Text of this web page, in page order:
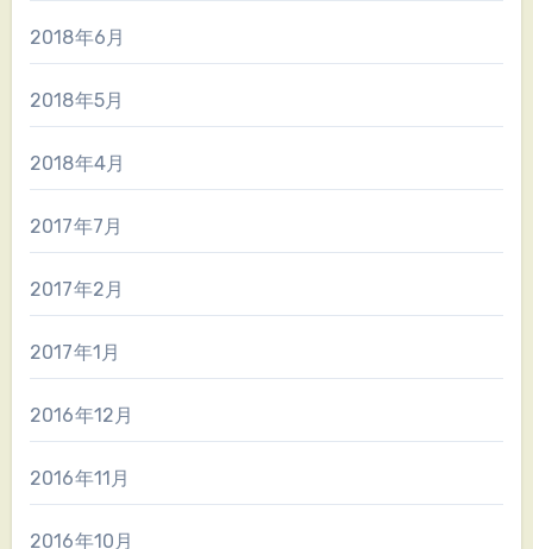
2018年6月
2018年5月
2018年4月
2017年7月
2017年2月
2017年1月
2016年12月
2016年11月
2016年10月